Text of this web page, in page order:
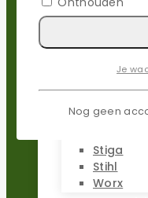
Reparatie sets
Populaire
Kress
Stiga
Stihl
Worx
Je
Nog geen